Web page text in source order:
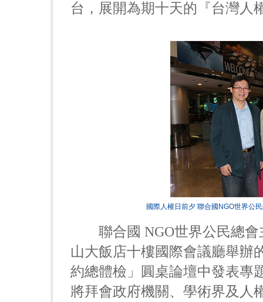
台，展開為期十天的『台灣人
國際人權日前夕 聯合國NGO世界公
聯合國 NGO世界公民總會
山大飯店十樓國際會議廳舉辦
約總體檢」圓桌論壇中發表專
將拜會政府機關、學術界及人